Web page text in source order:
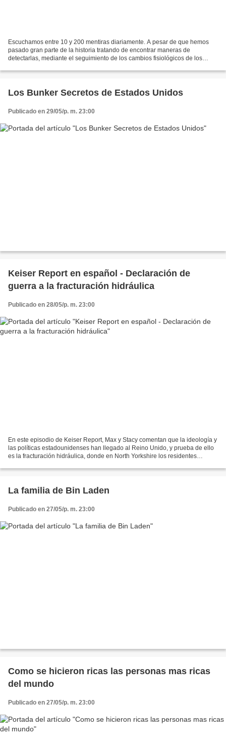
Escuchamos entre 10 y 200 mentiras diariamente. A pesar de que hemos
pasado gran parte de la historia tratando de encontrar maneras de
detectarlas, mediante el seguimiento de los cambios fisiológicos de los
Los Bunker Secretos de Estados Unidos
Publicado en 29/05/p. m. 23:00
Keiser Report en español - Declaración de
guerra a la fracturación hidráulica
Publicado en 28/05/p. m. 23:00
En este episodio de Keiser Report, Max y Stacy comentan que la ideología y
las políticas estadounidenses han llegado al Reino Unido, y prueba de ello
es la fracturación hidráulica, donde en North Yorkshire los residentes
La familia de Bin Laden
Publicado en 27/05/p. m. 23:00
Como se hicieron ricas las personas mas ricas
del mundo
Publicado en 27/05/p. m. 23:00